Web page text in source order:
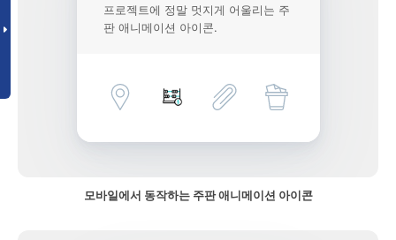
프로젝트에 정말 멋지게 어울리는 주
판 애니메이션 아이콘.
모바일에서 동작하는 주판 애니메이션 아이콘